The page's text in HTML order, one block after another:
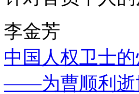
李金芳
中国人权卫士
——为曹顺利逝